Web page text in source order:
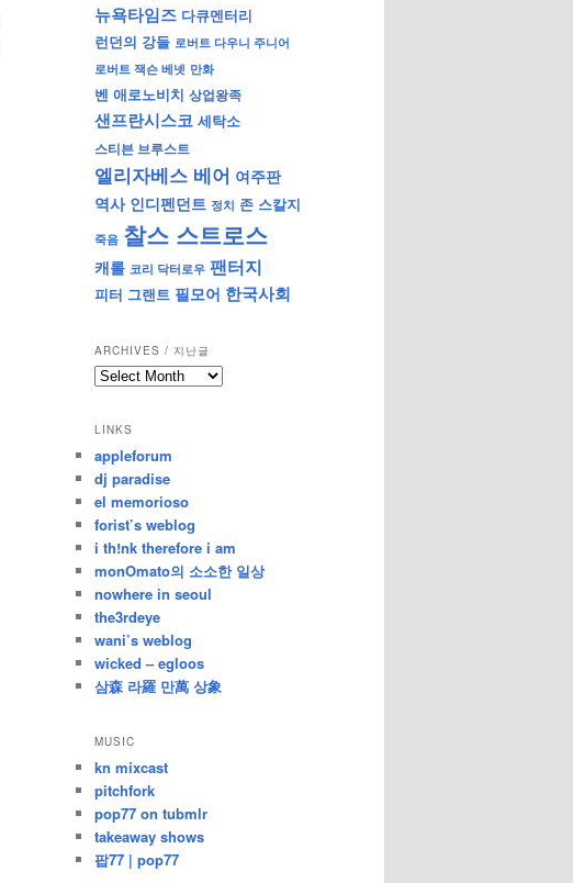
뉴욕타임즈 다큐멘터리
런던의 강들 로버트 다우니 주니어
로버트 잭슨 베넷 만화
벤 애로노비치 상업왕족
샌프란시스코 세탁소
스티븐 브루스트
엘리자베스 베어 여주판
역사 인디펜던트 정치 존 스칼지
죽음 찰스 스트로스
캐롤 코리 닥터로우 팬터지
피터 그랜트 필모어 한국사회
ARCHIVES / 지난글
archives
난
글
LINKS
appleforum
dj paradise
el memorioso
forist’s weblog
i th!nk therefore i am
monOmato의 소소한 일상
nowhere in seoul
the3rdeye
wani’s weblog
wicked – egloos
삼森 라羅 만萬 상象
MUSIC
kn mixcast
pitchfork
pop77 on tubmlr
takeaway shows
팝77 | pop77